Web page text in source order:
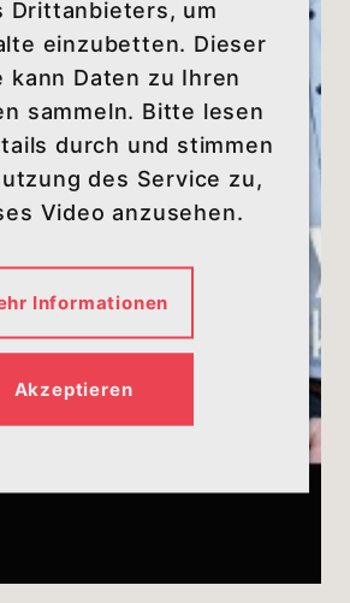
Drittanbieters, um
einzubetten. Dieser
kann Daten zu Ihren
sammeln. Bitte lesen
durch und stimmen
des Service zu,
Video anzusehen.
Informationen
Akzeptieren